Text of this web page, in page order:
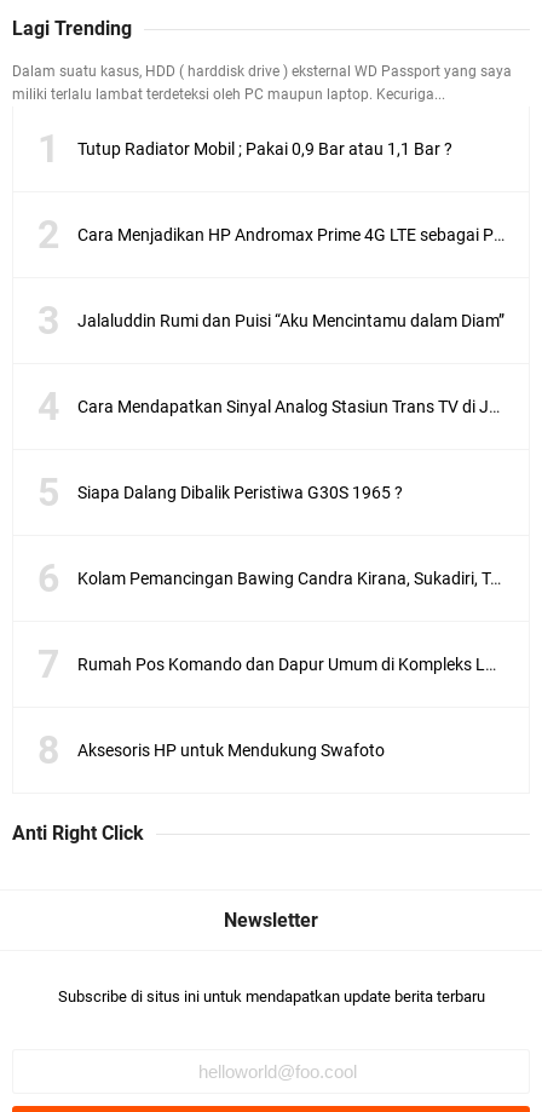
Lagi Trending
Dalam suatu kasus, HDD ( harddisk drive ) eksternal WD Passport yang saya
miliki terlalu lambat terdeteksi oleh PC maupun laptop. Kecuriga...
Tutup Radiator Mobil ; Pakai 0,9 Bar atau 1,1 Bar ?
Cara Menjadikan HP Andromax Prime 4G LTE sebagai Perangkat Wifi Hotspot
Jalaluddin Rumi dan Puisi “Aku Mencintamu dalam Diam”
Cara Mendapatkan Sinyal Analog Stasiun Trans TV di Jakarta
Siapa Dalang Dibalik Peristiwa G30S 1965 ?
Kolam Pemancingan Bawing Candra Kirana, Sukadiri, Tangerang
Rumah Pos Komando dan Dapur Umum di Kompleks Lubang Buaya Jakarta
Aksesoris HP untuk Mendukung Swafoto
Anti Right Click
Subscribe di situs ini untuk mendapatkan update berita terbaru